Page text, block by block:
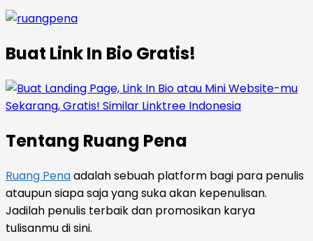
Buat Link In Bio Gratis!
Tentang Ruang Pena
Ruang Penaadalah sebuah platform bagi para penulis
ataupun siapa saja yang suka akan kepenulisan.
Jadilah penulis terbaik dan promosikan karya
tulisanmu di sini.